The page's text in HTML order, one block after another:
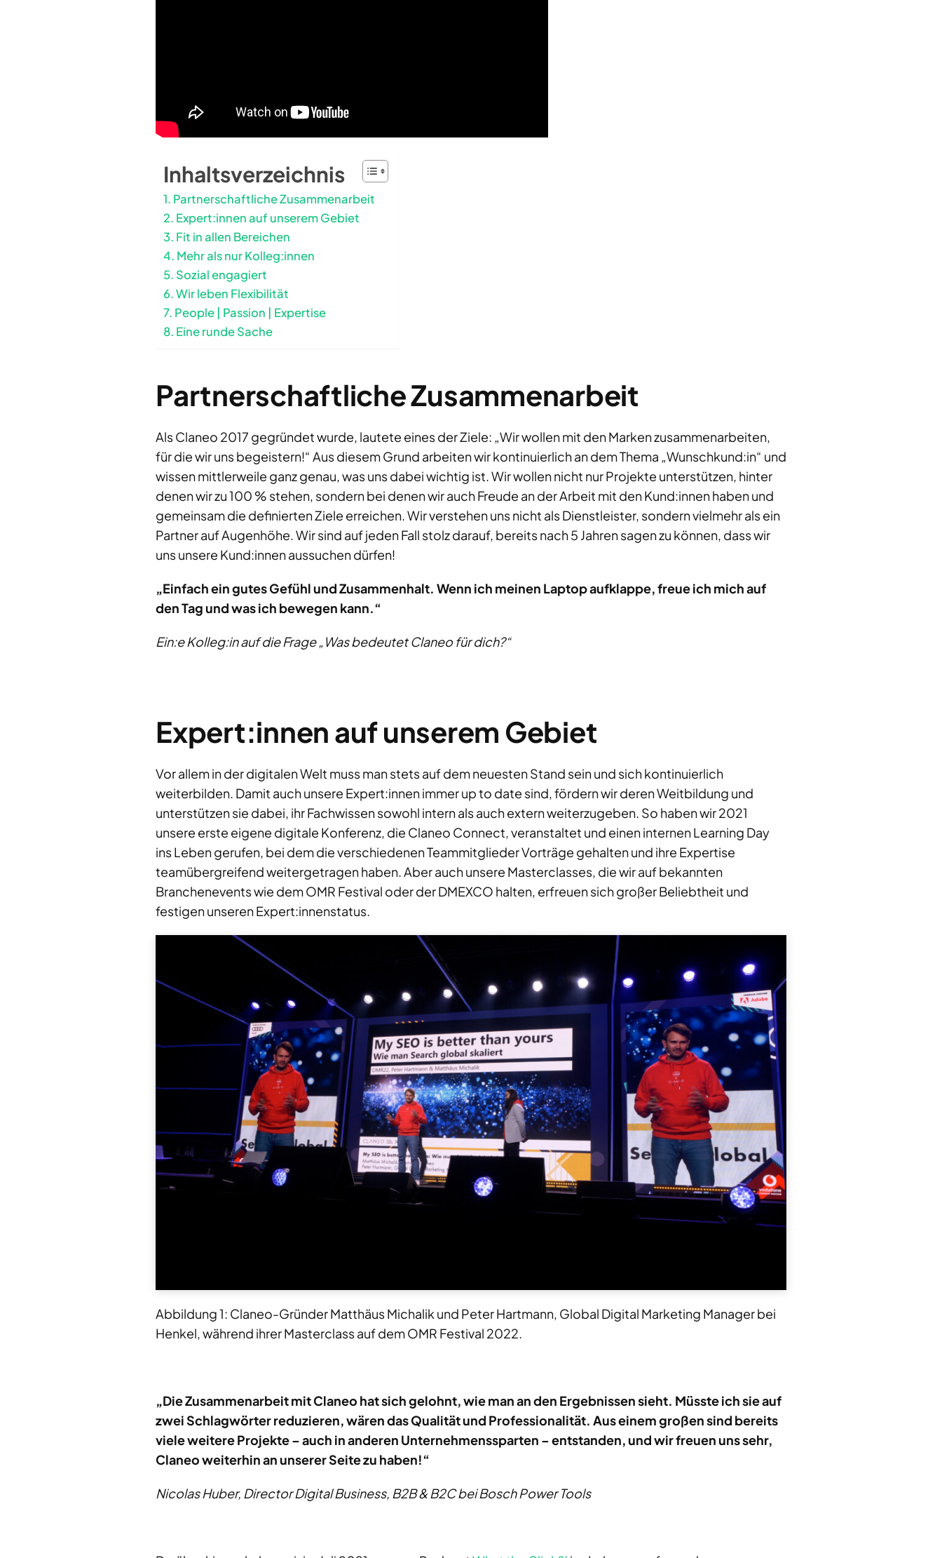
Inhaltsverzeichnis
Partnerschaftliche Zusammenarbeit
Expert:innen auf unserem Gebiet
Fit in allen Bereichen
Mehr als nur Kolleg:innen
Sozial engagiert
Wir leben Flexibilität
People | Passion | Expertise
Eine runde Sache
Partnerschaftliche Zusammenarbeit
Als Claneo 2017 gegründet wurde, lautete eines der Ziele: „Wir wollen mit den Marken zusammenarbeiten,
für die wir uns begeistern!“ Aus diesem Grund arbeiten wir kontinuierlich an dem Thema „Wunschkund:in“ und
wissen mittlerweile ganz genau, was uns dabei wichtig ist. Wir wollen nicht nur Projekte unterstützen, hinter
denen wir zu 100 % stehen, sondern bei denen wir auch Freude an der Arbeit mit den Kund:innen haben und
gemeinsam die definierten Ziele erreichen. Wir verstehen uns nicht als Dienstleister, sondern vielmehr als ein
Partner auf Augenhöhe. Wir sind auf jeden Fall stolz darauf, bereits nach 5 Jahren sagen zu können, dass wir
uns unsere Kund:innen aussuchen dürfen!
„Einfach ein gutes Gefühl und Zusammenhalt. Wenn ich meinen Laptop aufklappe, freue ich mich auf
den Tag und was ich bewegen kann.“
Ein:e Kolleg:in auf die Frage „Was bedeutet Claneo für dich?“
Expert:innen auf unserem Gebiet
Vor allem in der digitalen Welt muss man stets auf dem neuesten Stand sein und sich kontinuierlich
weiterbilden. Damit auch unsere Expert:innen immer up to date sind, fördern wir deren Weitbildung und
unterstützen sie dabei, ihr Fachwissen sowohl intern als auch extern weiterzugeben. So haben wir 2021
unsere erste eigene digitale Konferenz, die Claneo Connect, veranstaltet und einen internen Learning Day
ins Leben gerufen, bei dem die verschiedenen Teammitglieder Vorträge gehalten und ihre Expertise
teamübergreifend weitergetragen haben. Aber auch unsere Masterclasses, die wir auf bekannten
Branchenevents wie dem OMR Festival oder der DMEXCO halten, erfreuen sich großer Beliebtheit und
festigen unseren Expert:innenstatus.
Abbildung 1: Claneo-Gründer Matthäus Michalik und Peter Hartmann, Global Digital Marketing Manager bei
Henkel, während ihrer Masterclass auf dem OMR Festival 2022.
„Die Zusammenarbeit mit Claneo hat sich gelohnt, wie man an den Ergebnissen sieht. Müsste ich sie auf
zwei Schlagwörter reduzieren, wären das Qualität und Professionalität. Aus einem großen sind bereits
viele weitere Projekte – auch in anderen Unternehmenssparten – entstanden, und wir freuen uns sehr,
Claneo weiterhin an unserer Seite zu haben!“
Nicolas Huber, Director Digital Business, B2B & B2C bei Bosch Power Tools